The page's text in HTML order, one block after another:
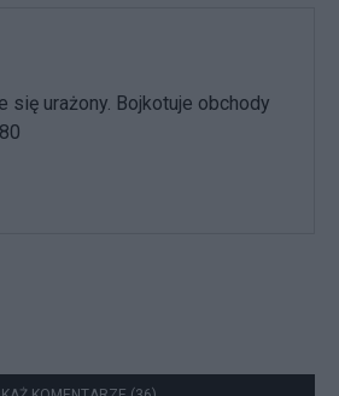
się urażony. Bojkotuje obchody